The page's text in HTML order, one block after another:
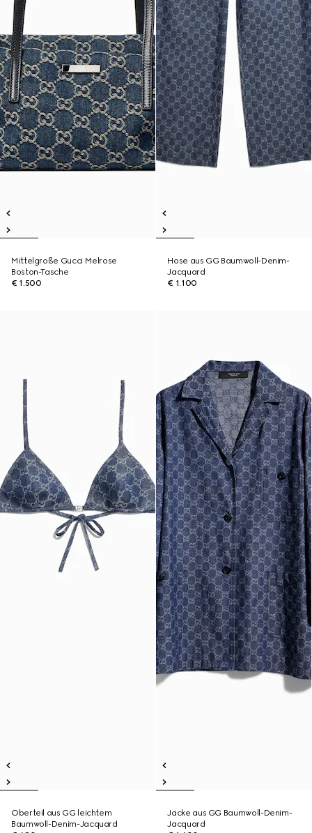
Mittelgroße Gucci Melrose
Boston-Tasche
€ 1.500
Hose aus GG Baumwoll-Denim-
Jacquard
€ 1.100
Oberteil aus GG leichtem
Baumwoll-Denim-Jacquard
Jacke aus GG Baumwoll-Denim-
Jacquard